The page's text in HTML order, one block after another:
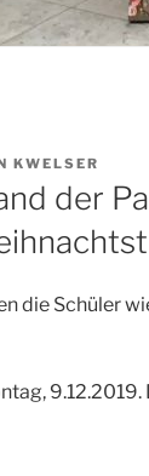
KWELSER
der
die Schüler